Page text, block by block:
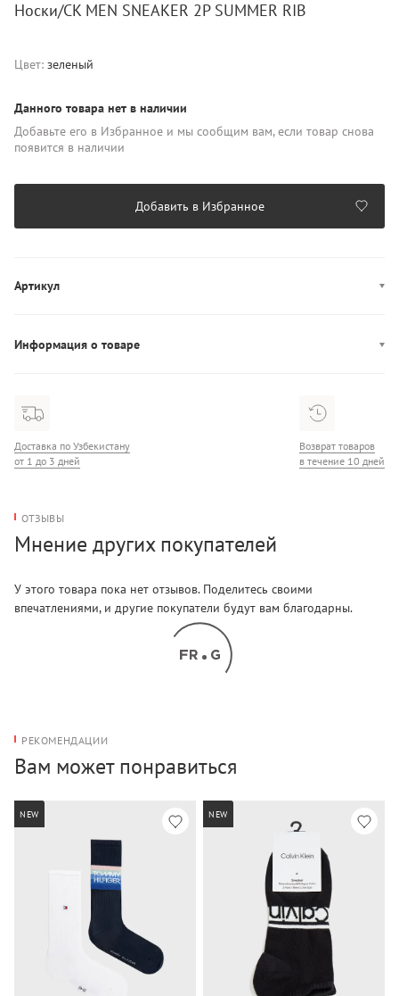
Носки/CK MEN SNEAKER 2P SUMMER RIB
Цвет: зеленый
Данного товара нет в наличии
Добавьте его в Избранное и мы сообщим вам, если товар снова
появится в наличии
Добавить в Избранное
Артикул
Информация о товаре
Доставка по Узбекистану
от 1 до 3 дней
Возврат товаров
в течение 10 дней
ОТЗЫВЫ
Мнение других покупателей
У этого товара пока нет отзывов. Поделитесь своими
впечатлениями, и другие покупатели будут вам благодарны.
РЕКОМЕНДАЦИИ
Вам может понравиться
NEW NEW